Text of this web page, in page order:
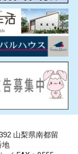
山梨県南都留
地